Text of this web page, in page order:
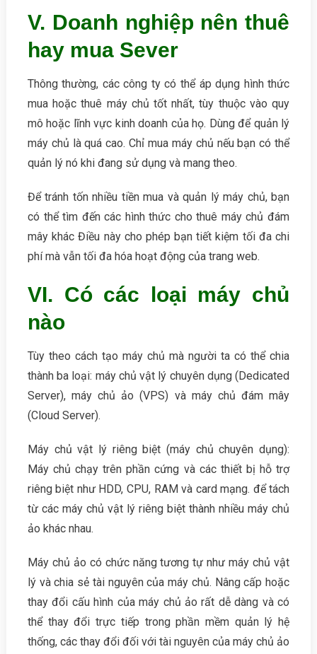
V. Doanh nghiệp nên thuê
hay mua Sever
Thông thường, các công ty có thể áp dụng hình thức
mua hoặc thuê máy chủ tốt nhất, tùy thuộc vào quy
mô hoặc lĩnh vực kinh doanh của họ. Dùng để quản lý
máy chủ là quá cao. Chỉ mua máy chủ nếu bạn có thể
quản lý nó khi đang sử dụng và mang theo.
Để tránh tốn nhiều tiền mua và quản lý máy chủ, bạn
có thể tìm đến các hình thức cho thuê máy chủ đám
mây khác Điều này cho phép bạn tiết kiệm tối đa chi
phí mà vẫn tối đa hóa hoạt động của trang web.
VI. Có các loại máy chủ
nào
Tùy theo cách tạo máy chủ mà người ta có thể chia
thành ba loại: máy chủ vật lý chuyên dụng (Dedicated
Server), máy chủ ảo (VPS) và máy chủ đám mây
(Cloud Server).
Máy chủ vật lý riêng biệt (máy chủ chuyên dụng):
Máy chủ chạy trên phần cứng và các thiết bị hỗ trợ
riêng biệt như HDD, CPU, RAM và card mạng. để tách
từ các máy chủ vật lý riêng biệt thành nhiều máy chủ
ảo khác nhau.
Máy chủ ảo có chức năng tương tự như máy chủ vật
lý và chia sẻ tài nguyên của máy chủ. Nâng cấp hoặc
thay đổi cấu hình của máy chủ ảo rất dễ dàng và có
thể thay đổi trực tiếp trong phần mềm quản lý hệ
thống, các thay đổi đối với tài nguyên của máy chủ ảo